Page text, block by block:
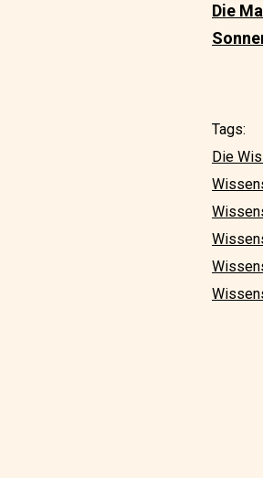
Die
Tags:
Die